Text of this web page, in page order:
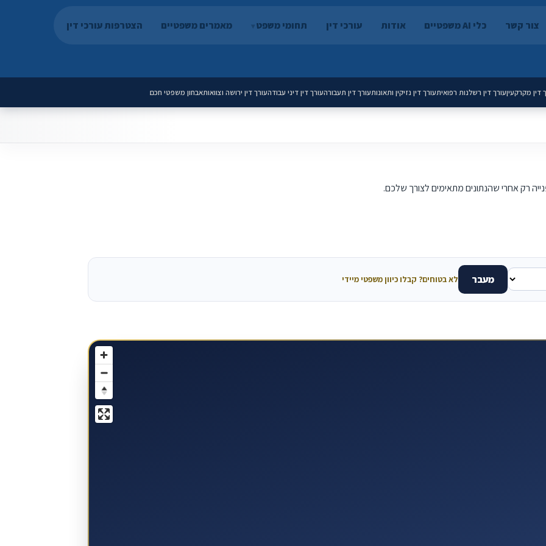
צור קשר כלי AI משפטיים אודות עורכי דין תחומי משפט מאמרים משפטיים הצטרפות עורכי דין
דין מקרקעיןעורך דין רשלנות רפואיתעורך דין נזיקין ותאונותעורך דין תעבורהעורך דין דיני עבודהעורך דין ירושה וצוואותאבחון משפטי חכם
רק אחרי שהנתונים מתאימים לצורך שלכם.
מעבר לא בטוחים? קבלו כיוון משפטי מיידי